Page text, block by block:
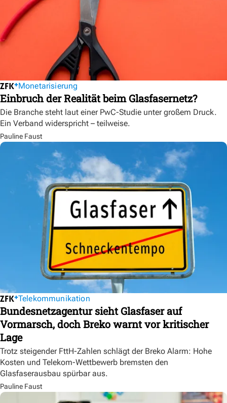
Monetarisierung
Einbruch der Realität beim Glasfasernetz?
Die Branche steht laut einer PwC-Studie unter großem Druck.
Ein Verband widerspricht – teilweise.
Pauline Faust
Telekommunikation
Bundesnetzagentur sieht Glasfaser auf
Vormarsch, doch Breko warnt vor kritischer
Lage
Trotz steigender FttH-Zahlen schlägt der Breko Alarm: Hohe
Kosten und Telekom-Wettbewerb bremsten den
Glasfaserausbau spürbar aus.
Pauline Faust